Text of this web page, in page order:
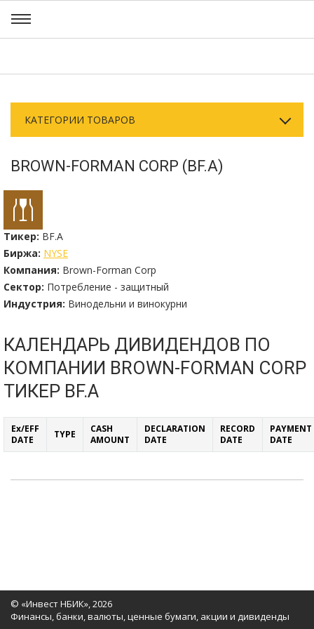
КАТЕГОРИИ ТОВАРОВ
BROWN-FORMAN CORP (BF.A)
Тикер: BF.A
Биржа: NYSE
Компания: Brown-Forman Corp
Сектор: Потребление - защитный
Индустрия: Винодельни и винокурни
КАЛЕНДАРЬ ДИВИДЕНДОВ ПО
КОМПАНИИ BROWN-FORMAN CORP
ТИКЕР BF.A
Ex/EFF
DATE
TYPE
CASH
AMOUNT
DECLARATION
DATE
RECORD
DATE
PAYMENT
DATE
© «Инвест НБИК», 2026
Финансы, банки, валюты, ценные бумаги, акции и дивиденды